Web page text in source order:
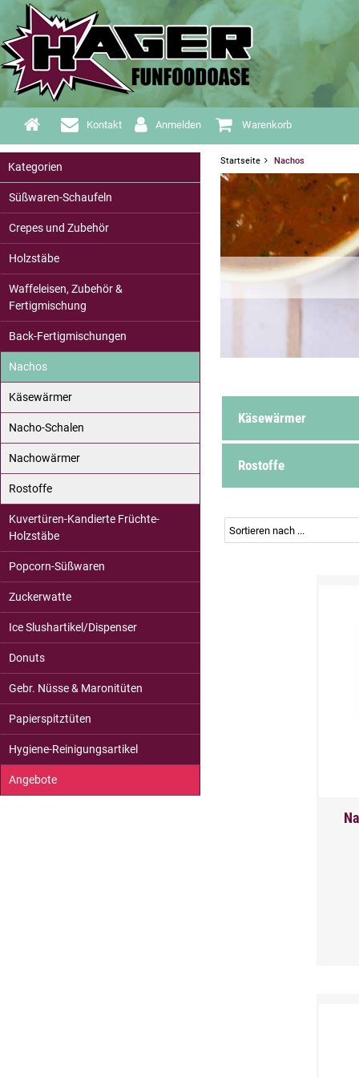
Kontakt Anmelden Warenkorb
Kategorien
Süßwaren-Schaufeln
Crepes und Zubehör
Holzstäbe
Waffeleisen, Zubehör &
Fertigmischung
Back-Fertigmischungen
Nachos
Käsewärmer
Nacho-Schalen
Nachowärmer
Rostoffe
Kuvertüren-Kandierte Früchte-
Holzstäbe
Popcorn-Süßwaren
Zuckerwatte
Ice Slushartikel/Dispenser
Donuts
Gebr. Nüsse & Maronitüten
Papierspitztüten
Hygiene-Reinigungsartikel
Angebote
Startseite Nachos
Käsewärmer
Rostoffe